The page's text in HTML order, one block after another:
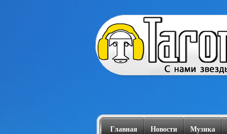
Главная Новости Музика